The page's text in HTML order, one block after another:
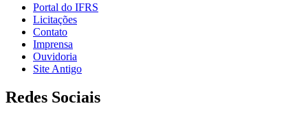
Portal do IFRS
Licitações
Contato
Imprensa
Ouvidoria
Site Antigo
Redes Sociais